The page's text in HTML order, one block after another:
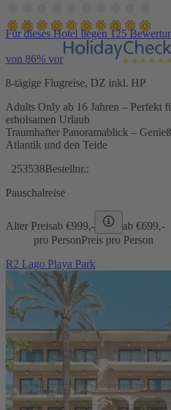
Für dieses Hotel liegen 125
von 86% vor
8-tägige Flugreise, DZ inkl. HP
Adults Only ab 16 Jahren – Perfekt
erholsamen Urlaub
Traumhafter Panoramablick –
Atlantik und den Teide
253538Bestellnr.:
Pauschalreise
Alter Preisab €999,- ab €699,-
pro PersonPreis pro Person
R2 Lago Playa Park